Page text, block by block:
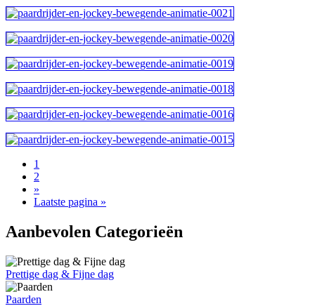
1
2
»
Laatste pagina »
Aanbevolen Categorieën
Prettige dag & Fijne dag
Paarden